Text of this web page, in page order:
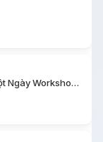
[KHÔNG CHE] Trải Nghiệm Một Ngày Workshop BDSM